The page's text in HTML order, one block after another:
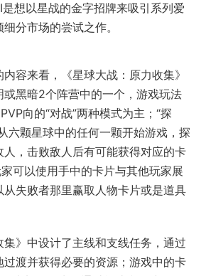
想以星战的金字招牌来吸引系列爱
分市场的尝试之作。
容来看，《星球大战：原力收集》
或黑暗2个阵营中的一个，游戏玩法
向的“对战”两种模式为主；“探
六颗星球中的任何一颗开始游戏，探
，击败敌人后有可能获得对应的卡
可以使用手中的卡片与其他玩家展
失败者那里赢取人物卡片或是道具
集》中设计了主线和支线任务，通过
过渡并获得必要的资源；游戏中的卡